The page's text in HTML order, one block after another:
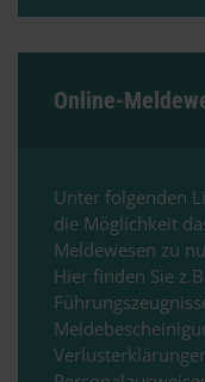
Online-
Unter folgenden
die Möglichkeit
Meldewesen zu
Hier finden Sie